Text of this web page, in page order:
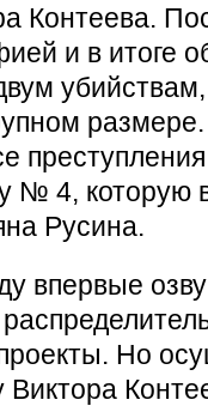
Контеева.
и в итоге
№ 4, которую
Русина.
впервые
Но
Виктора